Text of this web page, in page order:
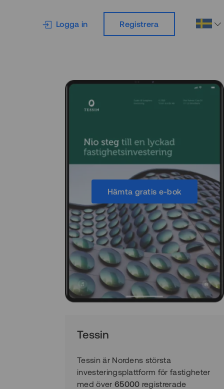
Logga in Registrera
Hämta gratis e-bok
Tessin
Tessin är Nordens största
investeringsplattform för fastigheter
med över 65000 registrerade